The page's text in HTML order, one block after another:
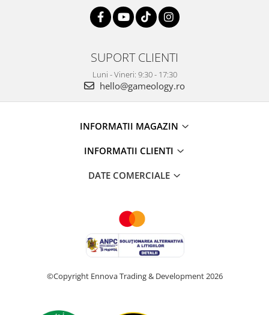
SUPORT CLIENTI
Luni - Vineri: 9:30 - 17:30
hello@gameology.ro
INFORMATII MAGAZIN
INFORMATII CLIENTI
DATE COMERCIALE
©Copyright Ennova Trading & Development 2026